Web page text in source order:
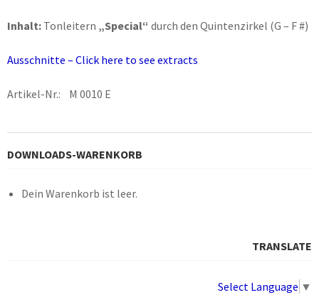
Inhalt: Tonleitern „Special“ durch den Quintenzirkel (G – F #)
Ausschnitte – Click here to see extracts
Artikel-Nr.: M 0010 E
DOWNLOADS-WARENKORB
Dein Warenkorb ist leer.
TRANSLATE
Select Language ▼